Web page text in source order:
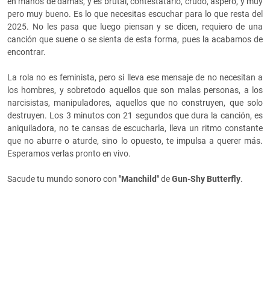
pero muy bueno. Es lo que necesitas escuchar para lo que resta del
2025. No les pasa que luego piensan y se dicen, requiero de una
canción que suene o se sienta de esta forma, pues la acabamos de
encontrar.
La rola no es feminista, pero si lleva ese mensaje de no necesitan a
los hombres, y sobretodo aquellos que son malas personas, a los
narcisistas, manipuladores, aquellos que no construyen, que solo
destruyen. Los 3 minutos con 21 segundos que dura la canción, es
aniquiladora, no te cansas de escucharla, lleva un ritmo constante
que no aburre o aturde, sino lo opuesto, te impulsa a querer más.
Esperamos verlas pronto en vivo.
Sacude tu mundo sonoro con "Manchild"deGun-Shy Butterfly.